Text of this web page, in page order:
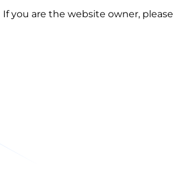
If you are the website owner, please